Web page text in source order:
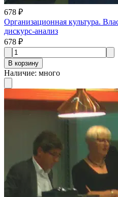
678 ₽
Организационная культура.
дискурс-анализ
678 ₽
В корзину
Наличие: много